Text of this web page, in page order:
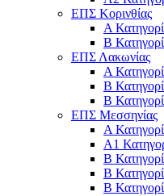
ΕΠΣ Κορινθίας
Α
Β
ΕΠΣ Λακωνίας
Α
Β
Β
ΕΠΣ Μεσσηνίας
Α
Α1
Β
Β
Β